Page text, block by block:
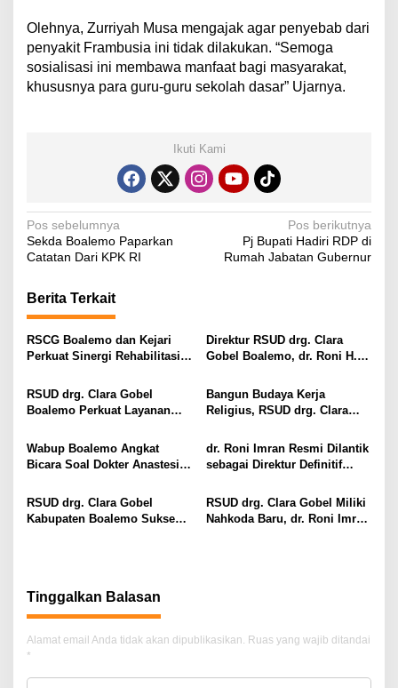
Olehnya, Zurriyah Musa mengajak agar penyebab dari
penyakit Frambusia ini tidak dilakukan. “Semoga
sosialisasi ini membawa manfaat bagi masyarakat,
khususnya para guru-guru sekolah dasar” Ujarnya.
Ikuti Kami
N
a
i
g
a
i
o
Pos sebelumnya
Sekda Boalemo Paparkan
Catatan Dari KPK RI
Pos berikutnya
Pj Bupati Hadiri RDP di
Rumah Jabatan Gubernur
Berita Terkait
RSCG Boalemo dan Kejari
Perkuat Sinergi Rehabilitasi
Narkotika melalui Keadilan
Restoratif
Direktur RSUD drg. Clara
Gobel Boalemo, dr. Roni H.
Strategis Penguatan Layanan
Uronefrologi
RSUD drg. Clara Gobel
Boalemo Perkuat Layanan
Nasional, dr. Roni H. Imran:
Tingkatkan Akses Layanan
Bangun Budaya Kerja
Religius, RSUD drg. Clara
Program Baca Al-Qur’an bagi
Seluruh Pegawai
Wabup Boalemo Angkat
Bicara Soal Dokter Anastesi
Tetap Optimal
dr. Roni Imran Resmi Dilantik
sebagai Direktur Definitif
Boalemo
RSUD drg. Clara Gobel
Kabupaten Boalemo Sukses
RSUD drg. Clara Gobel Miliki
Nahkoda Baru, dr. Roni Imran
Tinggalkan Balasan
Alamat email Anda tidak akan dipublikasikan. Ruas yang wajib ditandai
*